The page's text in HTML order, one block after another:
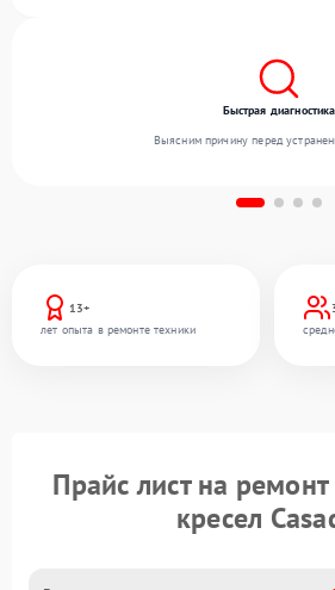
13+
лет опыта в ремонте техники
Быстрая диагностика
Выясним причину перед
Прайс лист на
кресел